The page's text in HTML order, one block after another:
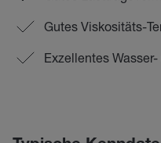
Gutes Viskositäts-
Exzellentes